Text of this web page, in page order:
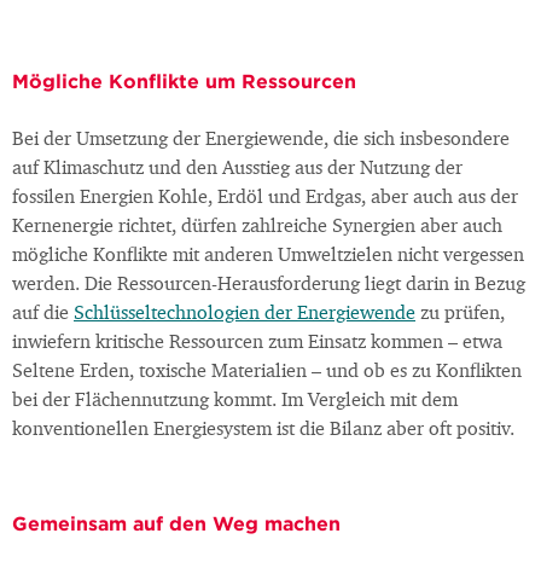
Mögliche Konflikte um Ressourcen
Bei der Umsetzung der Energiewende, die sich insbesondere
auf Klimaschutz und den Ausstieg aus der Nutzung der
fossilen Energien Kohle, Erdöl und Erdgas, aber auch aus der
Kernenergie richtet, dürfen zahlreiche Synergien aber auch
mögliche Konflikte mit anderen Umweltzielen nicht vergessen
werden. Die Ressourcen-Herausforderung liegt darin in Bezug
auf die Schlüsseltechnologien der Energiewende zu prüfen,
inwiefern kritische Ressourcen zum Einsatz kommen – etwa
Seltene Erden, toxische Materialien – und ob es zu Konflikten
bei der Flächennutzung kommt. Im Vergleich mit dem
konventionellen Energiesystem ist die Bilanz aber oft positiv.
Gemeinsam auf den Weg machen